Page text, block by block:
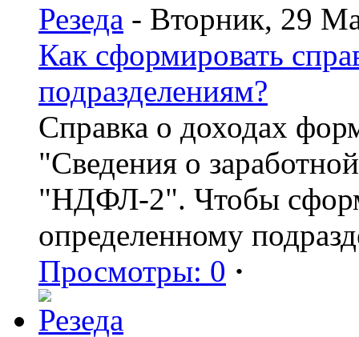
Резеда - Вторник, 29
Как сформировать
подразделениям?
Справка о доходах
"Сведения о
"НДФЛ-2". Чтобы
определенному
Просмотры: 0 ·